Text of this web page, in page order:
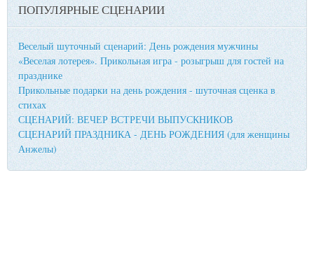
ПОПУЛЯРНЫЕ СЦЕНАРИИ
Веселый шуточный сценарий: День рождения мужчины
«Веселая лотерея». Прикольная игра - розыгрыш для гостей на
празднике
Прикольные подарки на день рождения - шуточная сценка в
стихах
СЦЕНАРИЙ: ВЕЧЕР ВСТРЕЧИ ВЫПУСКНИКОВ
СЦЕНАРИЙ ПРАЗДНИКА - ДЕНЬ РОЖДЕНИЯ (для женщины
Анжелы)